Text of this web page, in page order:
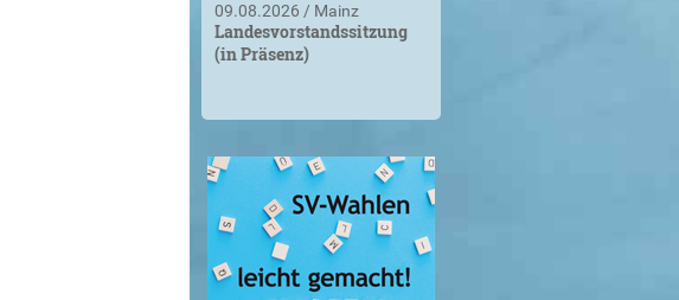
09.08.2026 Mainz
Landesvorstandssitzung
(in Präsenz)